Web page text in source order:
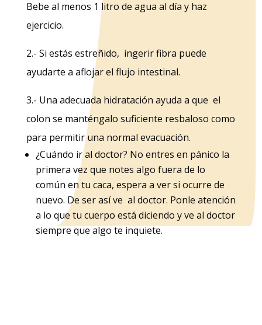
Bebe al menos 1 litro de agua al día y haz
ejercicio.
2.- Si estás estreñido, ingerir fibra puede
ayudarte a aflojar el flujo intestinal.
3.- Una adecuada hidratación ayuda a que el
colon se manténgalo suficiente resbaloso como
para permitir una normal evacuación.
¿Cuándo ir al doctor? No entres en pánico la
primera vez que notes algo fuera de lo
común en tu caca, espera a ver si ocurre de
nuevo. De ser así ve al doctor. Ponle atención
a lo que tu cuerpo está diciendo y ve al doctor
siempre que algo te inquiete.